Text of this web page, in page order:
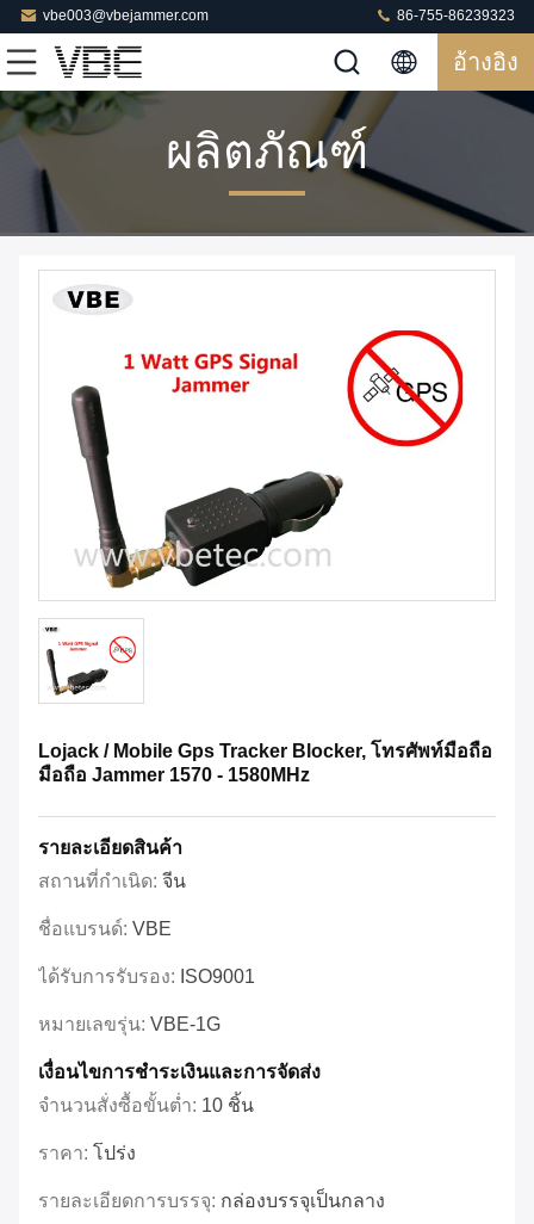
vbe003@vbejammer.com 86-755-86239323
อ้างอิง
ผลิตภัณฑ์
Lojack / Mobile Gps Tracker Blocker, โทรศัพท์มือถือ
มือถือ Jammer 1570 - 1580MHz
รายละเอียดสินค้า
สถานที่กำเนิด: จีน
ชื่อแบรนด์: VBE
ได้รับการรับรอง: ISO9001
หมายเลขรุ่น: VBE-1G
เงื่อนไขการชําระเงินและการจัดส่ง
จำนวนสั่งซื้อขั้นต่ำ: 10 ชิ้น
ราคา: โปร่ง
รายละเอียดการบรรจุ: กล่องบรรจุเป็นกลาง